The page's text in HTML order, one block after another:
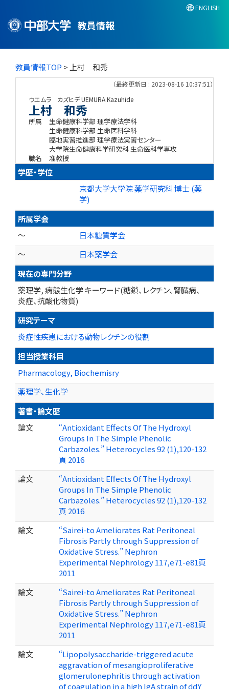
教員情報
ENGLISH
教員情報TOP > 上村 和秀
（最終更新日 : 2023-08-16 10:37:51）
ウエムラ カズヒデUEMURA Kazuhide
上村 和秀
所属
生命健康科学部 理学療法学科
生命健康科学部 生命医科学科
臨地実習推進部 理学療法実習センター
大学院生命健康科学研究科 生命医科学専攻
職名
准教授
学歴・学位
京都大学大学院 薬学研究科 博士 (薬
学)
所属学会
～
日本糖質学会
～
日本薬学会
現在の専門分野
薬理学, 病態生化学 キーワード(糖鎖、レクチン、腎臓病、
炎症、抗酸化物質)
研究テーマ
炎症性疾患における動物レクチンの役割
担当授業科目
Pharmacology, Biochemisry
薬理学、生化学
著書・論文歴
論文
“Antioxidant Effects Of The Hydroxyl
Groups In The Simple Phenolic
Carbazoles.” Heterocycles 92 (1),120-132
頁 2016
論文
“Antioxidant Effects Of The Hydroxyl
Groups In The Simple Phenolic
Carbazoles.” Heterocycles 92 (1),120-132
頁 2016
論文
“Sairei-to Ameliorates Rat Peritoneal
Fibrosis Partly through Suppression of
Oxidative Stress.” Nephron
Experimental Nephrology 117,e71-e81頁
2011
論文
“Sairei-to Ameliorates Rat Peritoneal
Fibrosis Partly through Suppression of
Oxidative Stress.” Nephron
Experimental Nephrology 117,e71-e81頁
2011
論文
“Lipopolysaccharide-triggered acute
aggravation of mesangioproliferative
glomerulonephritis through activation
of coagulation in a high IgA strain of ddY